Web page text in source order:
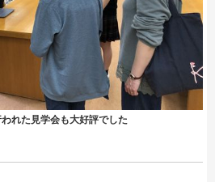
れた見学会も大好評でした